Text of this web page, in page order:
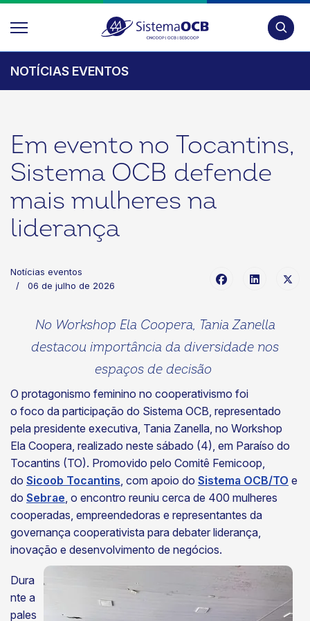
NOTÍCIAS EVENTOS
Em evento no Tocantins,
Sistema OCB defende
mais mulheres na
liderança
Notícias eventos
06 de julho de 2026
No Workshop Ela Coopera, Tania Zanella
destacou importância da diversidade nos
espaços de decisão
O protagonismo feminino no cooperativismo foi
o foco da participação do Sistema OCB, representado
pela presidente executiva, Tania Zanella, no Workshop
Ela Coopera, realizado neste sábado (4), em Paraíso do
Tocantins (TO). Promovido pelo Comitê Femicoop,
do Sicoob Tocantins, com apoio do Sistema OCB/TO e
do Sebrae, o encontro reuniu cerca de 400 mulheres
cooperadas, empreendedoras e representantes da
governança cooperativista para debater liderança,
inovação e desenvolvimento de negócios.
Dura
nte a
pales